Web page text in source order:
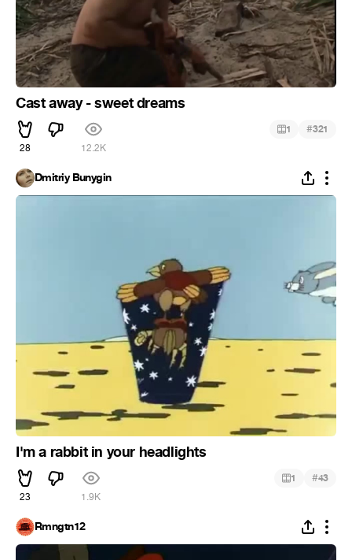
Cast away - sweet dreams
28 12.2K
1 #321
Dmitriy Bunygin
I'm a rabbit in your headlights
23 1.9K
1 #43
Rmngtn12